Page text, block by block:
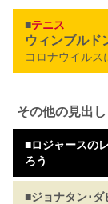
■テニス
ウィンブルド
コロナウイルス
その他の見出し
■ロジャースの
ろう
■ジョナタン･